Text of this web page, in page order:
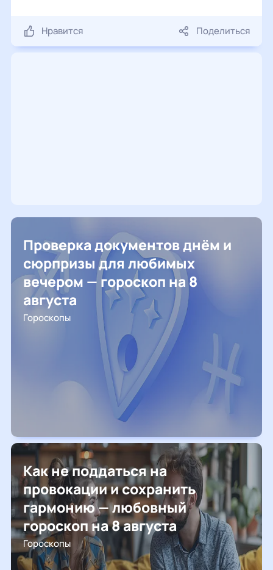
Нравится Поделиться
Проверка документов днём и
сюрпризы для любимых
вечером — гороскоп на 8
августа
Гороскопы
Как не поддаться на
провокации и сохранить
гармонию — любовный
гороскоп на 8 августа
Гороскопы